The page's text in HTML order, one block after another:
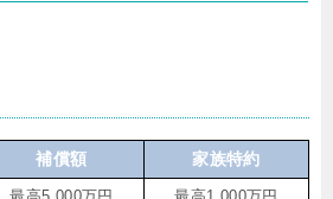
補償額 家族特約